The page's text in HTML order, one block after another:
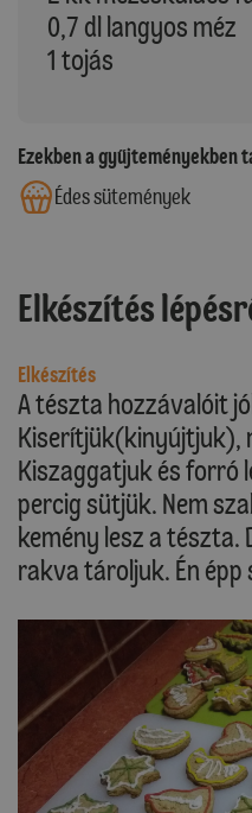
0,7 dl langyos méz
1 tojás
Ezekben a gyűjteményekben
Édes sütemények
Elkészítés
Elkészítés
A tészta hozzávalóit
Kiserítjük(kinyújtjuk),
Kiszaggatjuk és forró
percig sütjük. Nem
kemény lesz a tészta.
rakva tároljuk. Én